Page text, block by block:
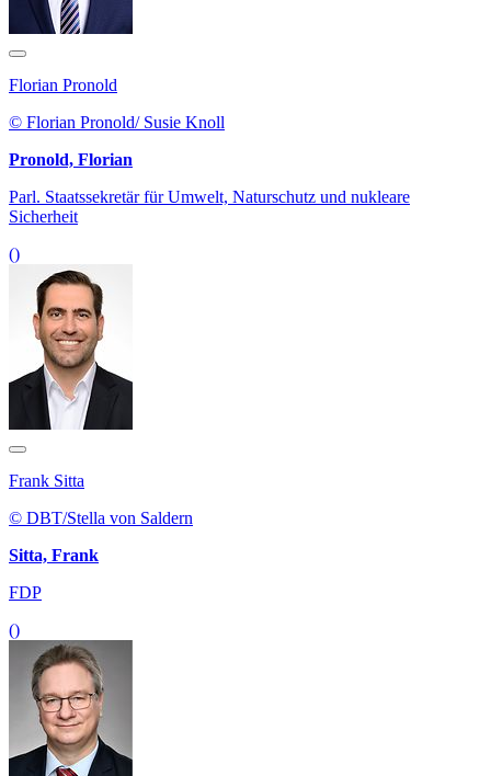
Florian Pronold
© Florian Pronold/ Susie Knoll
Pronold, Florian
Parl. Staatssekretär für Umwelt, Naturschutz und nukleare
Sicherheit
()
Frank Sitta
© DBT/Stella von Saldern
Sitta, Frank
FDP
()